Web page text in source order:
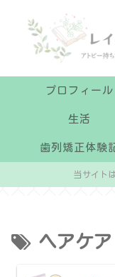
プロフィール
生活
歯列矯正体験
当サイト
ヘアケア